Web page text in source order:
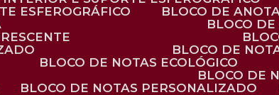
ESFEROGRÁFICO
BLOCO DE
BLOCO
BLOCO DE
BLOCO DE NOTAS ECOLÓGICO
BLOCO DE
BLOCO DE NOTAS PERSONALIZADO